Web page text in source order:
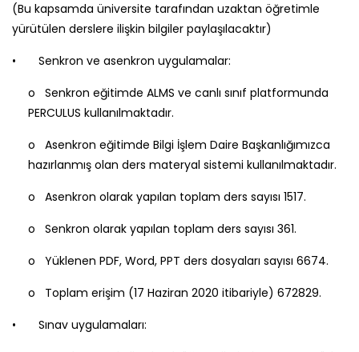
(Bu kapsamda üniversite tarafından uzaktan öğretimle
yürütülen derslere ilişkin bilgiler paylaşılacaktır)
• Senkron ve asenkron uygulamalar:
o Senkron eğitimde ALMS ve canlı sınıf platformunda
PERCULUS kullanılmaktadır.
o Asenkron eğitimde Bilgi İşlem Daire Başkanlığımızca
hazırlanmış olan ders materyal sistemi kullanılmaktadır.
o Asenkron olarak yapılan toplam ders sayısı 1517.
o Senkron olarak yapılan toplam ders sayısı 361.
o Yüklenen PDF, Word, PPT ders dosyaları sayısı 6674.
o Toplam erişim (17 Haziran 2020 itibariyle) 672829.
• Sınav uygulamaları: